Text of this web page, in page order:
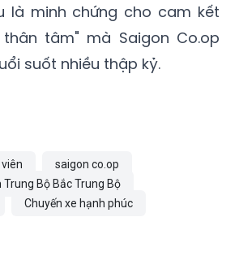
là minh chứng cho cam kết
tâm" mà Saigon Co.op
suốt nhiều thập kỷ.
saigon co.op
Trung Bộ Bắc Trung Bộ
Chuyến xe hạnh phúc